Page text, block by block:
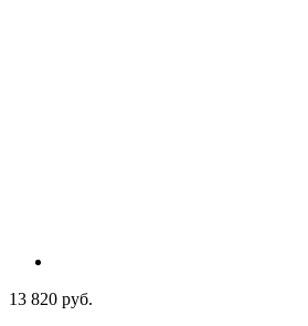
13 820 руб.